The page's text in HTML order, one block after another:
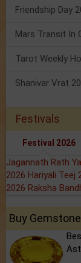
Tarot Weekly
Festivals
Festival 2026
Jagannath Rath
2026 Hariyali Teej
2026 Raksha
Buy